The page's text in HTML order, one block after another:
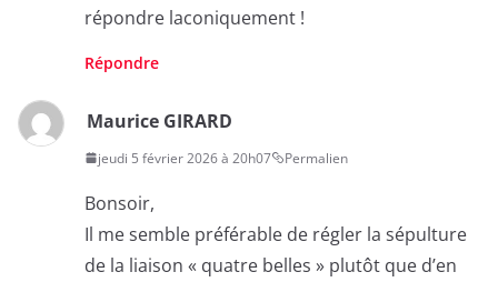
répondre laconiquement !
Répondre
Maurice GIRARD
jeudi 5 février 2026 à 20h07 Permalien
Bonsoir,
Il me semble préférable de régler la sépulture
de la liaison « quatre belles » plutôt que d’en